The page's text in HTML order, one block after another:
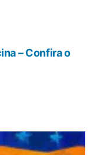
– Confira o